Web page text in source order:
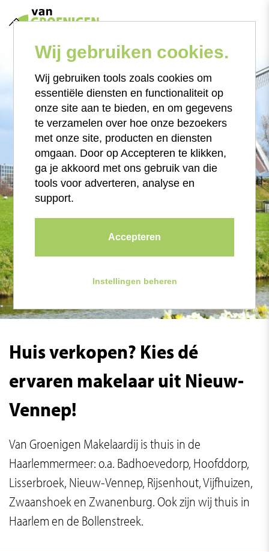
Huis verkopen? Kies dé
ervaren makelaar uit Nieuw-
Vennep!
Van Groenigen Makelaardij is thuis in de
Haarlemmermeer: o.a. Badhoevedorp, Hoofddorp,
Lisserbroek, Nieuw-Vennep, Rijsenhout, Vijfhuizen,
Zwaanshoek en Zwanenburg. Ook zijn wij thuis in
Haarlem en de Bollenstreek.
Wij gebruiken cookies.
Wij gebruiken tools zoals cookies om
essentiële diensten en functionaliteit op
onze site aan te bieden, en om gegevens
te verzamelen over hoe onze bezoekers
met onze site, producten en diensten
omgaan. Door op Accepteren te klikken,
ga je akkoord met ons gebruik van die
tools voor adverteren, analyse en
support.
Accepteren
Instellingen beheren